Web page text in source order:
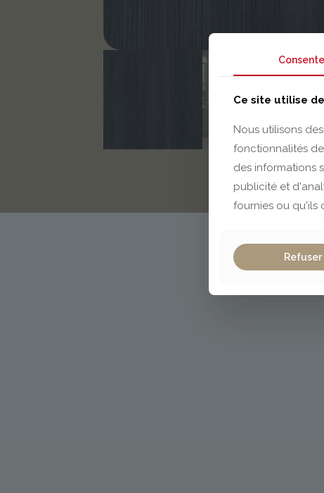
Ce site utilise
Nous utilisons
fonctionnalités
des informations
publicité et
fournies ou qu'ils
Refuser